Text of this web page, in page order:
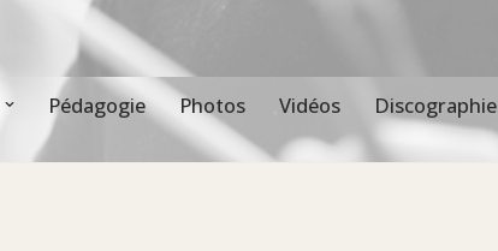
Pédagogie Photos Vidéos Discographie